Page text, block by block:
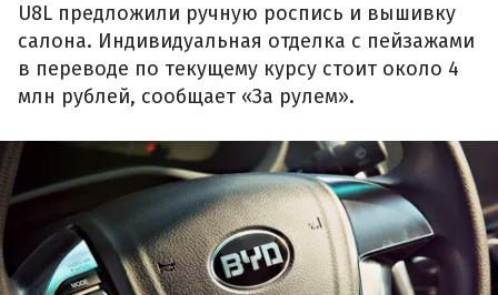
U8L предложили ручную роспись и вышивку
салона. Индивидуальная отделка с пейзажами
в переводе по текущему курсу стоит около 4
млн рублей, сообщает «За рулем».